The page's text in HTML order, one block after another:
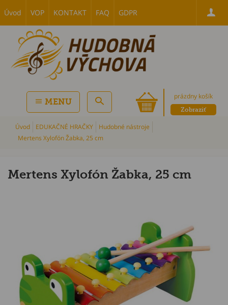
Úvod VOP KONTAKT FAQ GDPR
prázdny košík
Zobraziť
MENU
Úvod EDUKAČNÉ HRAČKY
Hudobné nástroje
Mertens Xylofón Žabka, 25 cm
Mertens Xylofón Žabka, 25 cm